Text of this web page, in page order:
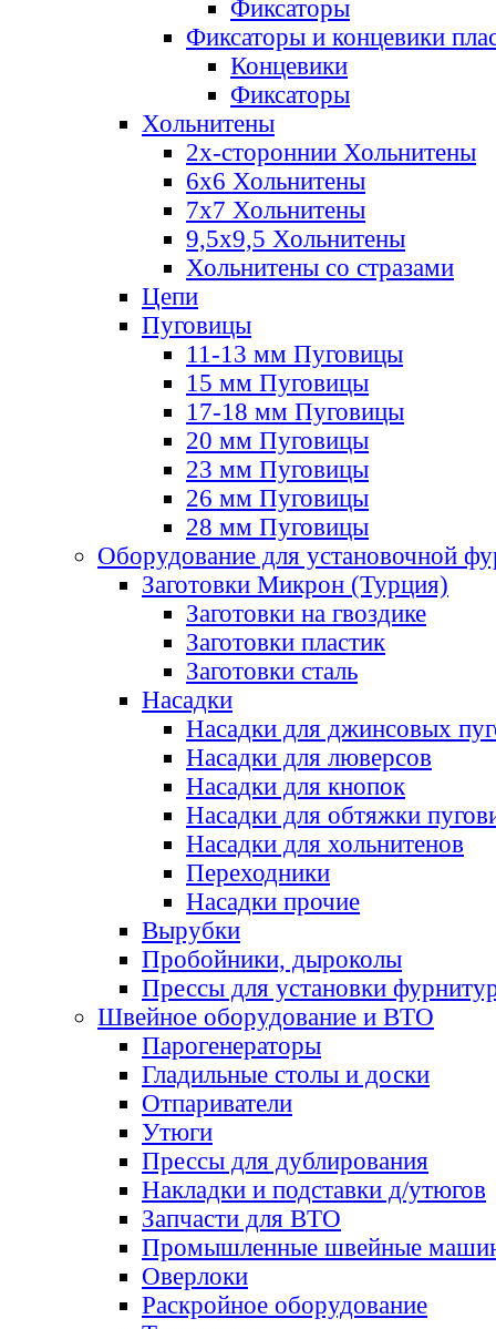
Фиксаторы
Фиксаторы и концевики
Концевики
Фиксаторы
Хольнитены
2х-стороннии Хольнитены
6х6 Хольнитены
7х7 Хольнитены
9,5х9,5 Хольнитены
Хольнитены со стразами
Цепи
Пуговицы
11-13 мм Пуговицы
15 мм Пуговицы
17-18 мм Пуговицы
20 мм Пуговицы
23 мм Пуговицы
26 мм Пуговицы
28 мм Пуговицы
Оборудование для установочной
Заготовки Микрон (Турция)
Заготовки на гвоздике
Заготовки пластик
Заготовки сталь
Насадки
Насадки для джинсовых
Насадки для люверсов
Насадки для кнопок
Насадки для обтяжки
Насадки для хольнитенов
Переходники
Насадки прочие
Вырубки
Пробойники, дыроколы
Прессы для установки
Швейное оборудование и ВТО
Парогенераторы
Гладильные столы и доски
Отпариватели
Утюги
Прессы для дублирования
Накладки и подставки д/утюгов
Запчасти для ВТО
Промышленные швейные
Оверлоки
Раскройное оборудование